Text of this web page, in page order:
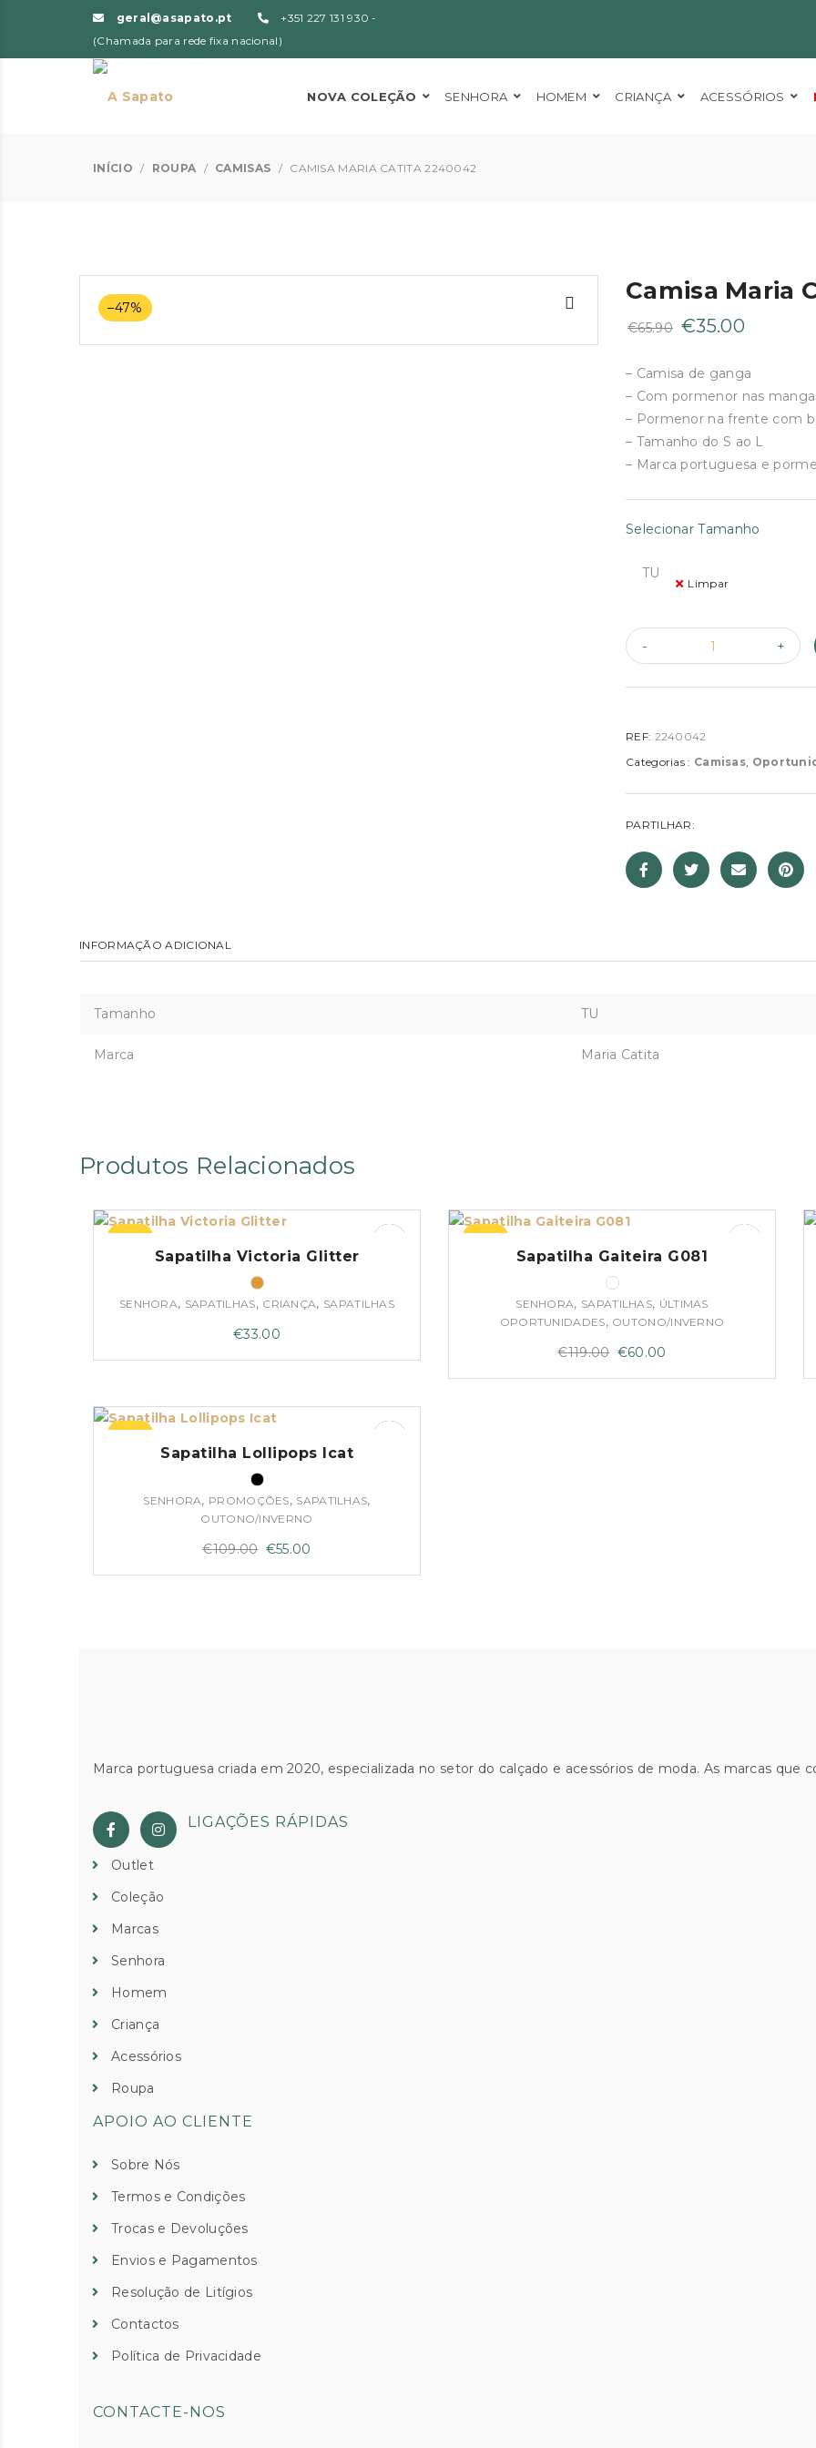
geral@asapato.pt
+351 227 131 930 -
(Chamada para rede fixa nacional)
NOVA COLEÇÃO SENHORA HOMEM CRIANÇA ACESSÓRIOS
INÍCIO / ROUPA / CAMISAS / CAMISA MARIA CATITA 2240042
–47%
Camisa Maria
€65.90 O
original
era:
€65.90.
€35.00
atual
é:
€35.00.
– Camisa de ganga
– Com pormenor nas
– Pormenor na frente com
– Tamanho do S ao L
– Marca portuguesa e
Selecionar Tamanho
TU
Limpar
REF: 2240042
Categorias : Camisas,
PARTILHAR:
INFORMAÇÃO ADICIONAL
Tamanho TU
Marca Maria Catita
Produtos Relacionados
–45%
Sapatilha Victoria Glitter
SENHORA, SAPATILHAS, CRIANÇA, SAPATILHAS
€33.00
–50%
Sapatilha Gaiteira G081
SENHORA, SAPATILHAS, ÚLTIMAS
OPORTUNIDADES, OUTONO/INVERNO
€119.00 O
preço
€60.00
preço
–50%
Sapatilha Lollipops Icat
SENHORA, PROMOÇÕES, SAPATILHAS,
OUTONO/INVERNO
€109.00 O
preço
€55.00
preço
Marca portuguesa criada em 2020, especializada no setor do calçado e acessórios de moda. As marcas que
LIGAÇÕES RÁPIDAS
Outlet
Coleção
Marcas
Senhora
Homem
Criança
Acessórios
Roupa
APOIO AO CLIENTE
Sobre Nós
Termos e Condições
Trocas e Devoluções
Envios e Pagamentos
Resolução de Litígios
Contactos
Política de Privacidade
CONTACTE-NOS